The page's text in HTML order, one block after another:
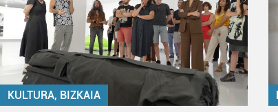
KULTURA, BIZKAIA